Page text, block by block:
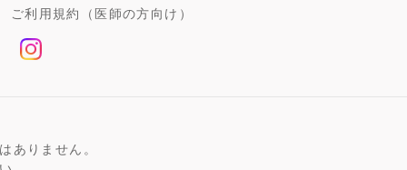
ご利用規約（医師の方向け）
ありません。